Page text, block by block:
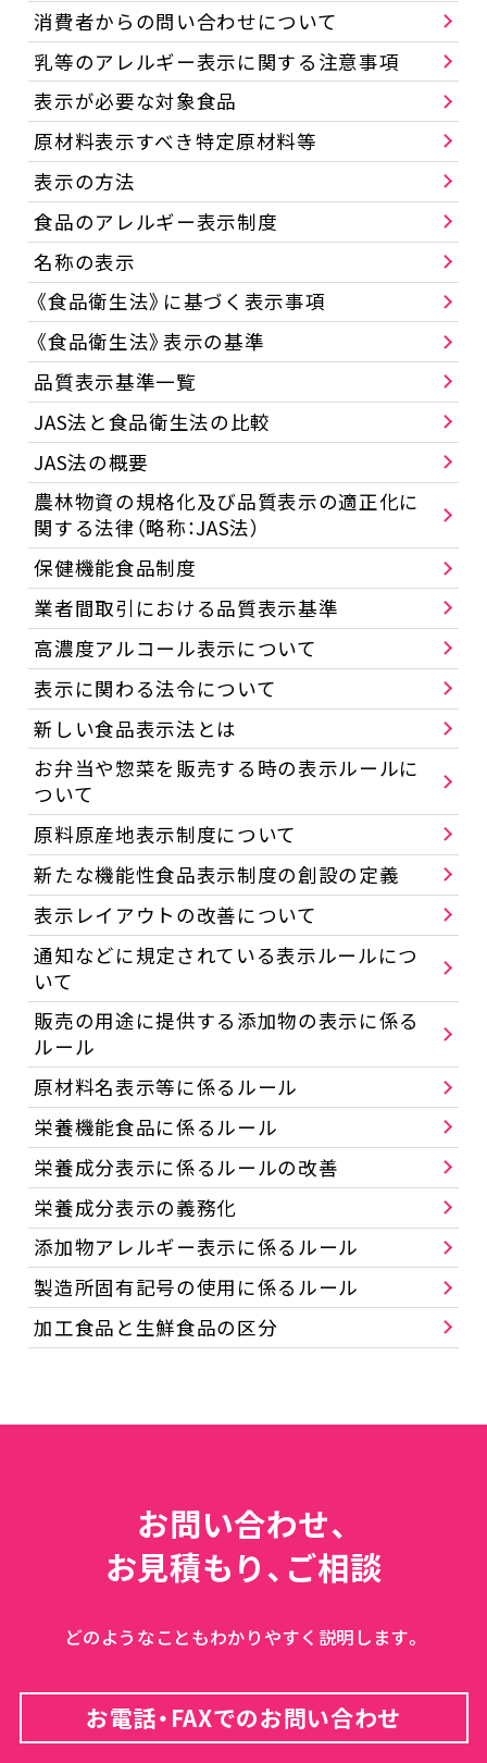
消費者からの問い合わせについて
乳等のアレルギー表示に関する注意事項
表示が必要な対象食品
原材料表示すべき特定原材料等
表示の方法
食品のアレルギー表示制度
名称の表示
《食品衛生法》に基づく表示事項
《食品衛生法》表示の基準
品質表示基準一覧
JAS法と食品衛生法の比較
JAS法の概要
農林物資の規格化及び品質表示の適正化に
関する法律（略称：JAS法）
保健機能食品制度
業者間取引における品質表示基準
高濃度アルコール表示について
表示に関わる法令について
新しい食品表示法とは
お弁当や惣菜を販売する時の表示ルールに
ついて
原料原産地表示制度について
新たな機能性食品表示制度の創設の定義
表示レイアウトの改善について
通知などに規定されている表示ルールにつ
いて
販売の用途に提供する添加物の表示に係る
ルール
原材料名表示等に係るルール
栄養機能食品に係るルール
栄養成分表示に係るルールの改善
栄養成分表示の義務化
添加物アレルギー表示に係るルール
製造所固有記号の使用に係るルール
加工食品と生鮮食品の区分
お問い合わせ、
お見積もり、ご相談
どのようなこともわかりやすく説明します。
お電話・FAXでのお問い合わせ